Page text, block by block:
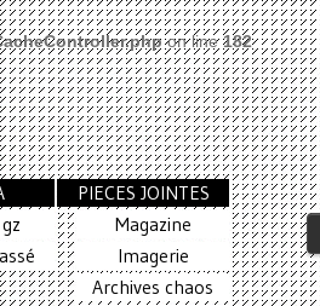
on line182
PIECES JOINTES
Magazine
Imagerie
Archives chaos